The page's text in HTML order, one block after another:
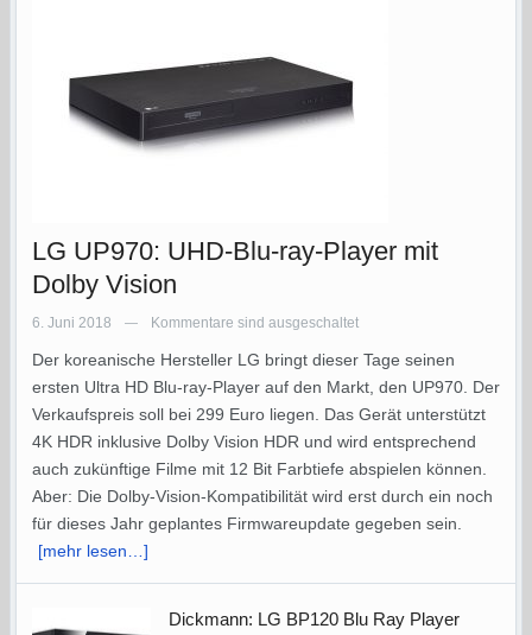
LG UP970: UHD-Blu-ray-Player mit
Dolby Vision
6. Juni 2018 — Kommentare sind ausgeschaltet
Der koreanische Hersteller LG bringt dieser Tage seinen
ersten Ultra HD Blu-ray-Player auf den Markt, den UP970. Der
Verkaufspreis soll bei 299 Euro liegen. Das Gerät unterstützt
4K HDR inklusive Dolby Vision HDR und wird entsprechend
auch zukünftige Filme mit 12 Bit Farbtiefe abspielen können.
Aber: Die Dolby-Vision-Kompatibilität wird erst durch ein noch
für dieses Jahr geplantes Firmwareupdate gegeben sein.
[mehr lesen…]
Dickmann: LG BP120 Blu Ray Player